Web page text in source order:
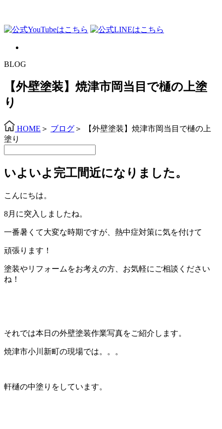
BLOG
【外壁塗装】焼津市岡当目で樋の上塗
り
HOME ＞ ブログ ＞
【外壁塗装】焼津市岡当目で樋の上
塗り
いよいよ完工間近になりました。
こんにちは。
8月に突入しましたね。
一番暑くて大変な時期ですが、熱中症対策に気を付けて
頑張ります！
塗装やリフォームをお考えの方、お気軽にご相談ください
ね！
それでは本日の外壁塗装作業写真をご紹介します。
焼津市小川新町の現場では。。。
軒樋の中塗りをしています。